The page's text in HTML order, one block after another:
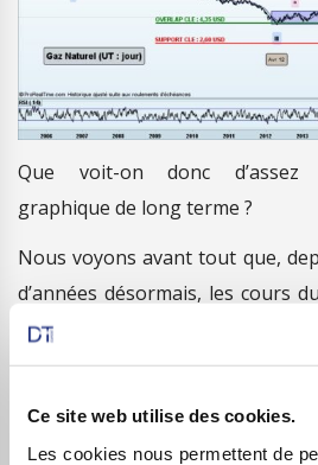
Ce site web utilise des cookies.
Les cookies nous permettent de
Que voit-on donc
graphique de long terme ?
Nous voyons avant tout que,
d’années désormais, les cours
et bien inscrits dans une lourde
en cinq temps, présentant
tout amateur de cette savante